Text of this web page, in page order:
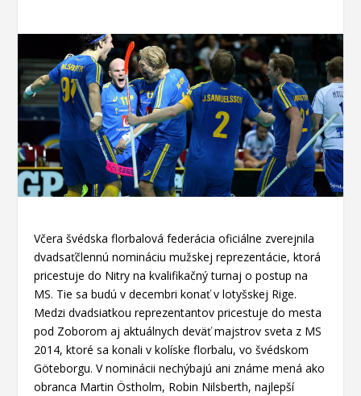
Včera švédska florbalová federácia oficiálne zverejnila
dvadsaťčlennú nomináciu mužskej reprezentácie, ktorá
pricestuje do Nitry na kvalifikačný turnaj o postup na
MS. Tie sa budú v decembri konať v lotyšskej Rige.
Medzi dvadsiatkou reprezentantov pricestuje do mesta
pod Zoborom aj aktuálnych deväť majstrov sveta z MS
2014, ktoré sa konali v kolíske florbalu, vo švédskom
Göteborgu. V nominácii nechýbajú ani známe mená ako
obranca Martin Östholm, Robin Nilsberth, najlepší